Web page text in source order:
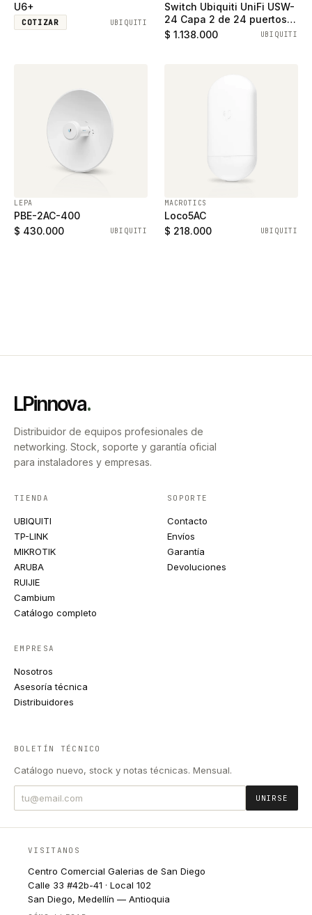
U6+
COTIZAR UBIQUITI
Switch Ubiquiti UniFi USW-
24 Capa 2 de 24 puertos
ethernet gigabit y 2
$ 1.138.000 UBIQUITI
LEPA
PBE-2AC-400
$ 430.000
UBIQUITI
MACROTICS
Loco5AC
$ 218.000
UBIQUITI
LPinnova.
Distribuidor de equipos profesionales de
networking. Stock, soporte y garantía oficial
para instaladores y empresas.
TIENDA
UBIQUITI
TP-LINK
MIKROTIK
ARUBA
RUIJIE
Cambium
Catálogo completo
SOPORTE
Contacto
Envíos
Garantía
Devoluciones
EMPRESA
Nosotros
Asesoría técnica
Distribuidores
BOLETÍN TÉCNICO
Catálogo nuevo, stock y notas técnicas. Mensual.
UNIRSE
VISITANOS
Centro Comercial Galerias de San Diego
Calle 33 #42b-41 · Local 102
San Diego, Medellín — Antioquia